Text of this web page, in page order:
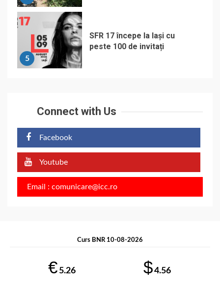
5
SFR 17 începe la Iași cu
peste 100 de invitați
Connect with Us
Facebook
Youtube
Email : comunicare@icc.ro
Curs BNR 10-08-2026
€ 5.26 $4.56